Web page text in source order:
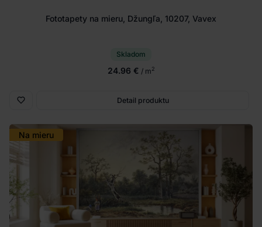
Fototapety na mieru, Džungľa, 10207, Vavex
Skladom
24.96 € / m2
Detail produktu
Na mieru